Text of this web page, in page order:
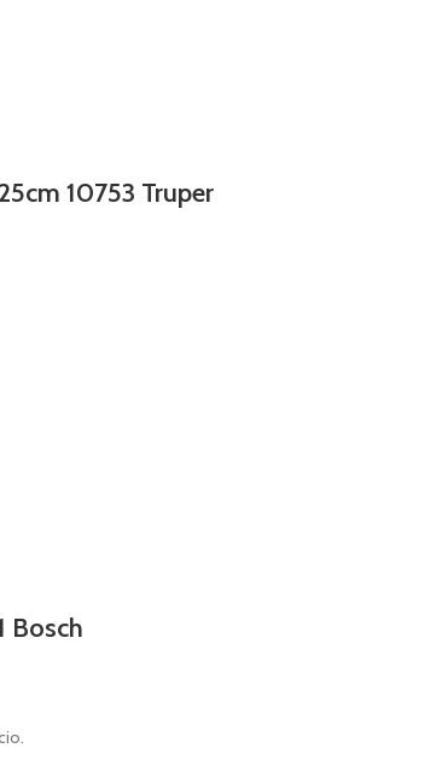
10753 Truper
Bosch